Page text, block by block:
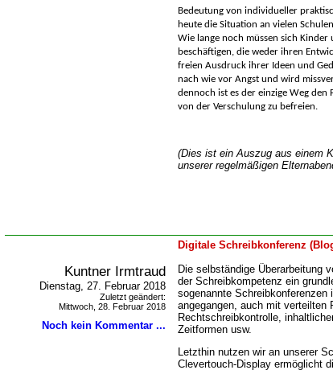
Bedeutung von individueller
heute die Situation an vielen
Wie lange noch müssen sich Kinder
beschäftigen, die weder ihren
freien Ausdruck ihrer Ideen und
nach wie vor Angst und wird
dennoch ist es der einzige Weg den
von der Verschulung zu befreien.
(Dies ist ein Auszug aus einem
unserer regelmäßigen
Digitale Schreibkonferenz
Kuntner Irmtraud
Dienstag, 27. Februar 2018
Zuletzt geändert:
Mittwoch, 28. Februar 2018
Noch kein Kommentar ...
Die selbständige Überarbeitung
der Schreibkompetenz ein
sogenannte Schreibkonferenzen
angegangen, auch mit verteilten
Rechtschreibkontrolle,
Zeitformen usw.
Letzthin nutzen wir an unserer
Clevertouch-Display ermöglicht